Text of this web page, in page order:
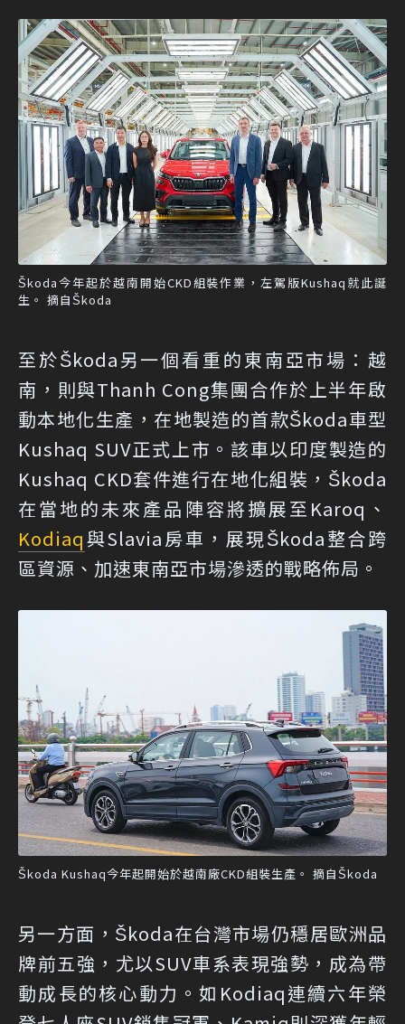
Škoda今年起於越南開始CKD組裝作業，左駕版Kushaq就此誕
生。 摘自Škoda
至於Škoda另一個看重的東南亞市場：越
南，則與Thanh Cong集團合作於上半年啟
動本地化生產，在地製造的首款Škoda車型
Kushaq SUV正式上市。該車以印度製造的
Kushaq CKD套件進行在地化組裝，Škoda
在當地的未來產品陣容將擴展至Karoq、
Kodiaq與Slavia房車，展現Škoda整合跨
區資源、加速東南亞市場滲透的戰略佈局。
Škoda Kushaq今年起開始於越南廠CKD組裝生產。 摘自Škoda
另一方面，Škoda在台灣市場仍穩居歐洲品
牌前五強，尤以SUV車系表現強勢，成為帶
動成長的核心動力。如Kodiaq連續六年榮